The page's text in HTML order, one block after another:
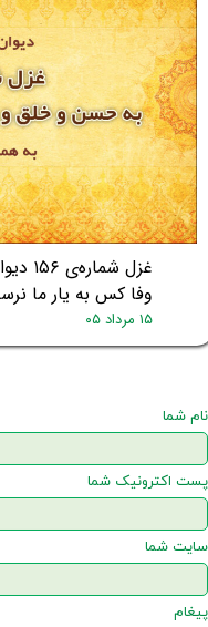
غزل
وفا کس به یار ما
۱۵ مرداد ۰۵
نام شما
پست اکترونیک شما
سایت شما
پیغام